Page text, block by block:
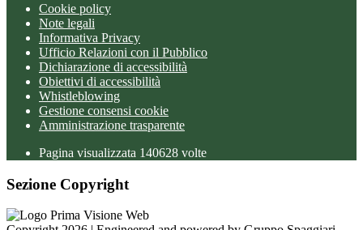
Cookie policy
Note legali
Informativa Privacy
Ufficio Relazioni con il Pubblico
Dichiarazione di accessibilità
Obiettivi di accessibilità
Whistleblowing
Gestione consensi cookie
Amministrazione trasparente
Pagina visualizzata 140628 volte
Sezione Copyright